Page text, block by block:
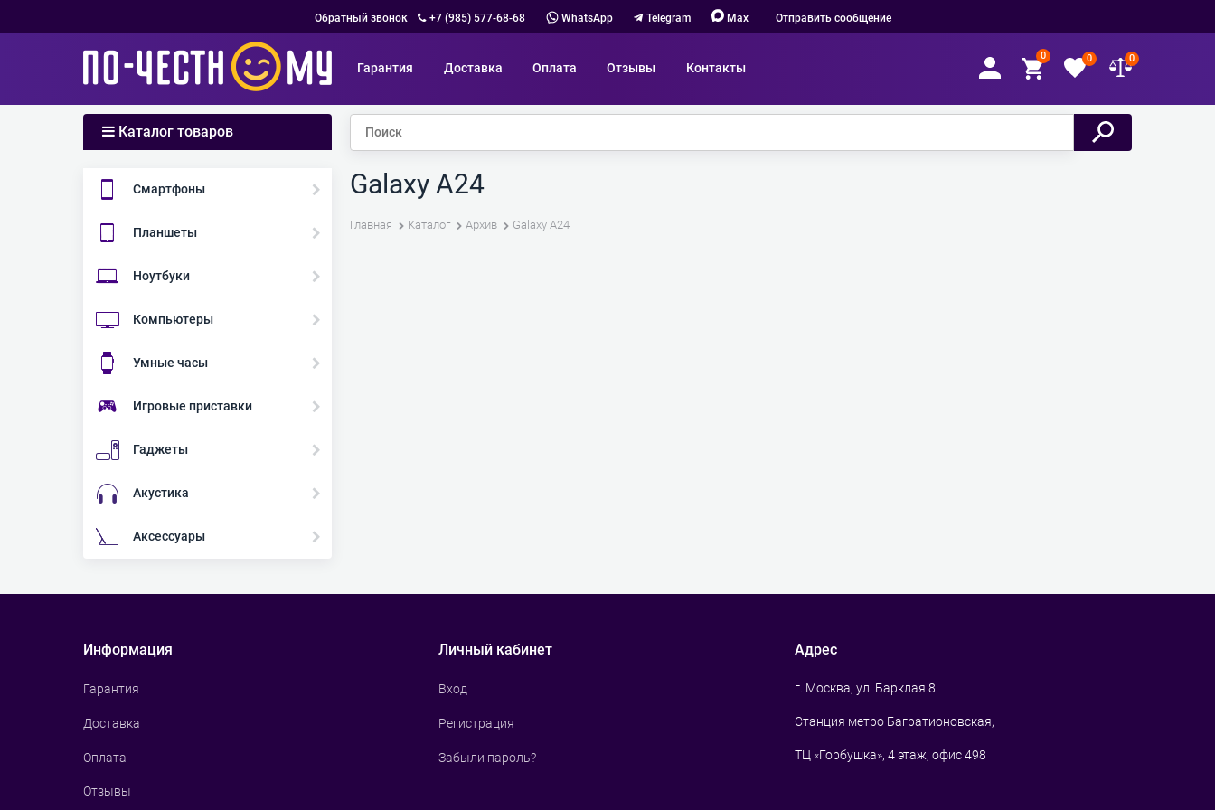
Обратный звонок +7 (985) 577-68-68 WhatsApp Telegram Max Отправить сообщение
Гарантия Доставка Оплата Отзывы Контакты
0 0 0
Каталог товаров
Смартфоны
Планшеты
Ноутбуки
Компьютеры
Умные часы
Игровые приставки
Гаджеты
Акустика
Аксессуары
Galaxy A24
Главная Каталог Архив Galaxy A24
Информация
Гарантия
Доставка
Оплата
Отзывы
Личный кабинет
Вход
Регистрация
Забыли пароль?
Адрес
г. Москва, ул. Барклая 8
Станция метро Багратионовская,
ТЦ «Горбушка», 4 этаж, офис 498